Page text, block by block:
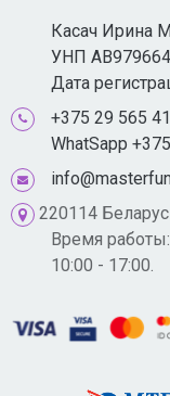
Касач Ирина
УНП
Дата
+375 29 565
WhatSapp
220114
Время
10:00 - 17:00.